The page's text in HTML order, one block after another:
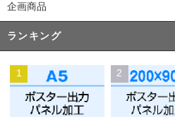
企画商品
ランキング
1 2